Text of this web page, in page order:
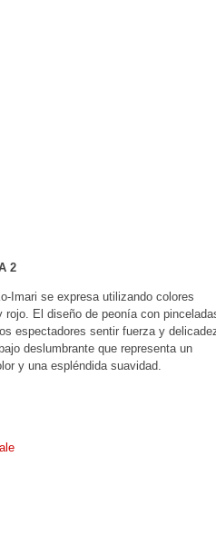
2
Imari se expresa utilizando colores
rojo. El diseño de peonía con
espectadores sentir fuerza y
deslumbrante que representa un
y una espléndida suavidad.